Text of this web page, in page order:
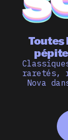
Toutes
raretés,
Nova